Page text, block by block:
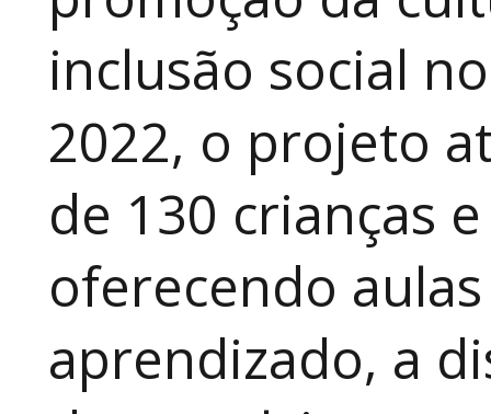
inclusão social
2022, o projeto
de 130 crianças
oferecendo
aprendizado, a